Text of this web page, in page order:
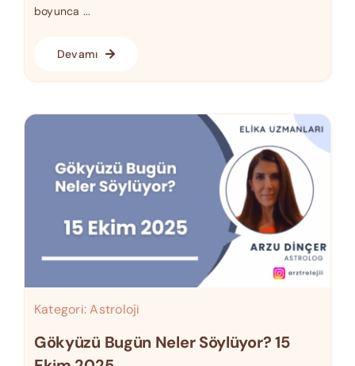
boyunca ...
Devamı
Kategori:Astroloji
Gökyüzü Bugün Neler Söylüyor? 15